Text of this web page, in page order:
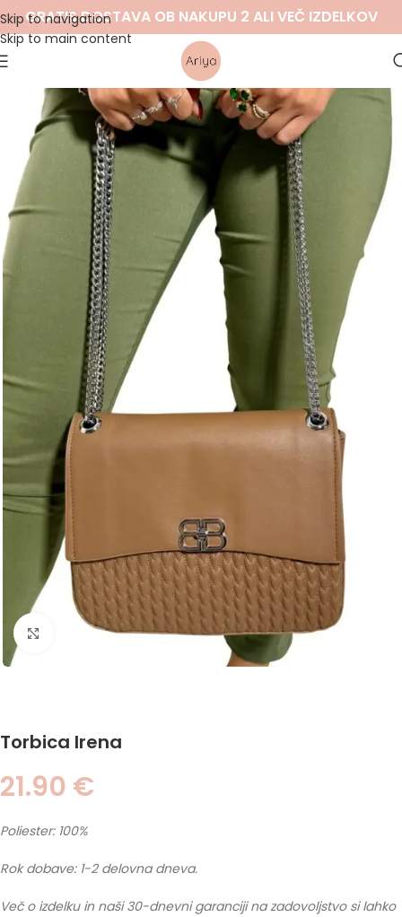
Skip to navigation
Skip to main content
GRATIS DOSTAVA OB NAKUPU 2 ALI VEČ IZDELKOV
Click to enlarge
Torbica Irena
21.90 €
Poliester: 100%
Rok dobave: 1-2 delovna dneva.
Več o izdelku in naši 30-dnevni garanciji na zadovoljstvo si lahko